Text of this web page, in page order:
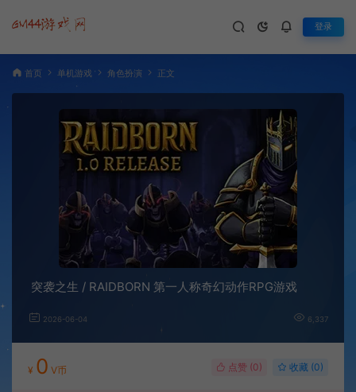
登录
首页 单机游戏 角色扮演 正文
突袭之生 / RAIDBORN 第一人称奇幻动作RPG游戏
2026-06-04 6,337
¥ 0 V币 点赞 (0) 收藏 (0)